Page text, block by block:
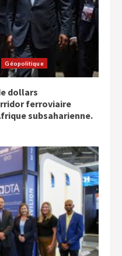
Géopolitique
dollars
ferroviaire
subsaharienne.